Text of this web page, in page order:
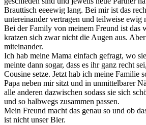
Brauttisch eeeewig lang. Bei mir ist das
untereinander vertragen und teilweise ewig
Bei der Family von meinem Freund ist das
kratzen sich zwar nicht die Augen aus.
miteinander.
Ich hab meine Mama einfach gefragt, wo
meinte dann sogar, dass es ihr ganz recht
Cousine setze. Jetzt hab ich meine Familie
Papa neben mir sitzt und in unmittelbarer
alle anderen dazwischen sodass sie sich
und so halbwegs zusammen passen.
Mein Freund macht das genau so und ob
ist nicht unser Bier.